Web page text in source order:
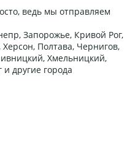
ведь мы отправляем
Запорожье, Кривой Рог,
Полтава, Чернигов,
Хмельницкий,
другие города